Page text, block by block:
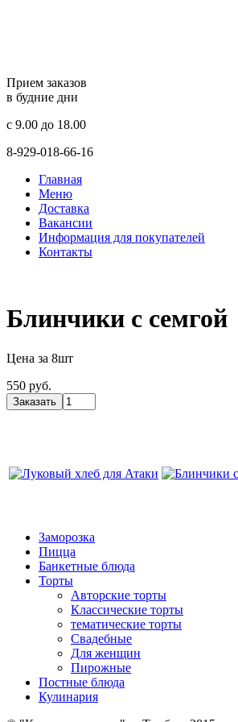
Прием заказов
в будние дни
c 9.00 до 18.00
8-929-018-66-16
Главная
Меню
Доставка
Вакансии
Информация для покупателей
Контакты
Блинчики с семгой
Цена за 8шт
550 руб.
Заморозка
Пицца
Банкетные блюда
Торты
Авторские торты
Классические торты
тематические торты
Свадебные
Для женщин
Пирожные
Постные блюда
Кулинария